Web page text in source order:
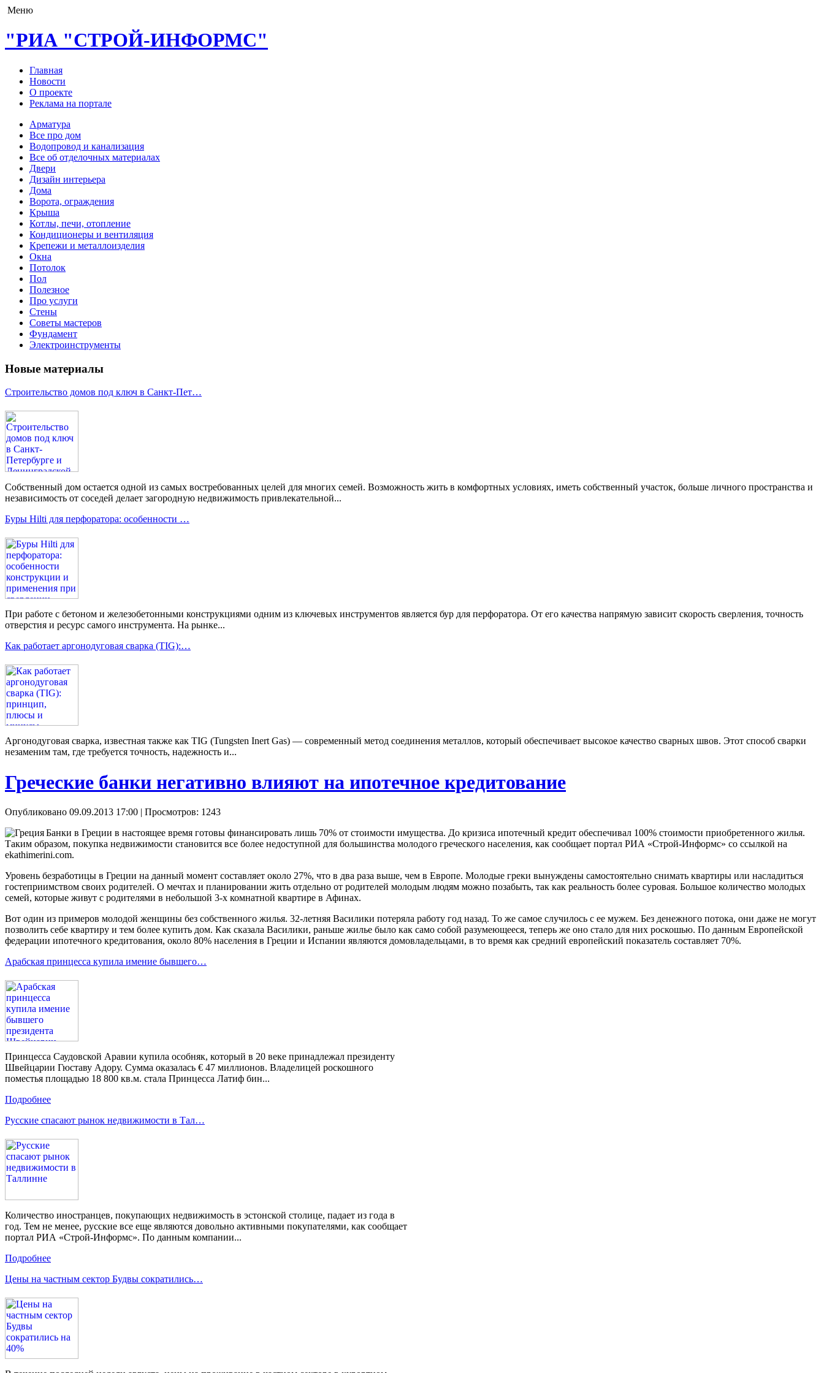
Меню
"РИА "СТРОЙ-ИНФОРМС"
Главная
Новости
О проекте
Реклама на портале
Арматура
Все про дом
Водопровод и канализация
Все об отделочных материалах
Двери
Дизайн интерьера
Дома
Ворота, ограждения
Крыша
Котлы, печи, отопление
Кондиционеры и вентиляция
Крепежи и металлоизделия
Окна
Потолок
Пол
Полезное
Про услуги
Стены
Советы мастеров
Фундамент
Электроинструменты
Новые материалы
Строительство домов под ключ в Санкт-Пет…
Собственный дом остается одной из самых востребованных целей для многих семей. Возможность жить в комфортных условиях, иметь собственный участок, больше личного пространства и
независимость от соседей делает загородную недвижимость привлекательной...
Буры Hilti для перфоратора: особенности …
При работе с бетоном и железобетонными конструкциями одним из ключевых инструментов является бур для перфоратора. От его качества напрямую зависит скорость сверления, точность
отверстия и ресурс самого инструмента. На рынке...
Как работает аргонодуговая сварка (TIG):…
Аргонодуговая сварка, известная также как TIG (Tungsten Inert Gas) — современный метод соединения металлов, который обеспечивает высокое качество сварных швов. Этот способ сварки
незаменим там, где требуется точность, надежность и...
Греческие банки негативно влияют на ипотечное кредитование
Опубликовано 09.09.2013 17:00 | Просмотров: 1243
Банки в Греции в настоящее время готовы финансировать лишь 70% от стоимости имущества. До кризиса ипотечный кредит обеспечивал 100% стоимости приобретенного жилья.
Таким образом, покупка недвижимости становится все более недоступной для большинства молодого греческого населения, как сообщает портал РИА «Строй-Информс» со ссылкой на
ekathimerini.com.
Уровень безработицы в Греции на данный момент составляет около 27%, что в два раза выше, чем в Европе. Молодые греки вынуждены самостоятельно снимать квартиры или насладиться
гостеприимством своих родителей. О мечтах и планировании жить отдельно от родителей молодым людям можно позабыть, так как реальность более суровая. Большое количество молодых
семей, которые живут с родителями в небольшой 3-х комнатной квартире в Афинах.
Вот один из примеров молодой женщины без собственного жилья. 32-летняя Василики потеряла работу год назад. То же самое случилось с ее мужем. Без денежного потока, они даже не могут
позволить себе квартиру и тем более купить дом. Как сказала Василики, раньше жилье было как само собой разумеющееся, теперь же оно стало для них роскошью. По данным Европейской
федерации ипотечного кредитования, около 80% населения в Греции и Испании являются домовладельцами, в то время как средний европейский показатель составляет 70%.
Арабская принцесса купила имение бывшего…
Принцесса Саудовской Аравии купила особняк, который в 20 веке принадлежал президенту
Швейцарии Гюставу Адору. Сумма оказалась € 47 миллионов. Владелицей роскошного
поместья площадью 18 800 кв.м. стала Принцесса Латиф бин...
Подробнее
Русские спасают рынок недвижимости в Тал…
Количество иностранцев, покупающих недвижимость в эстонской столице, падает из года в
год. Тем не менее, русские все еще являются довольно активными покупателями, как сообщает
портал РИА «Строй-Информс». По данным компании...
Подробнее
Цены на частным сектор Будвы сократились…